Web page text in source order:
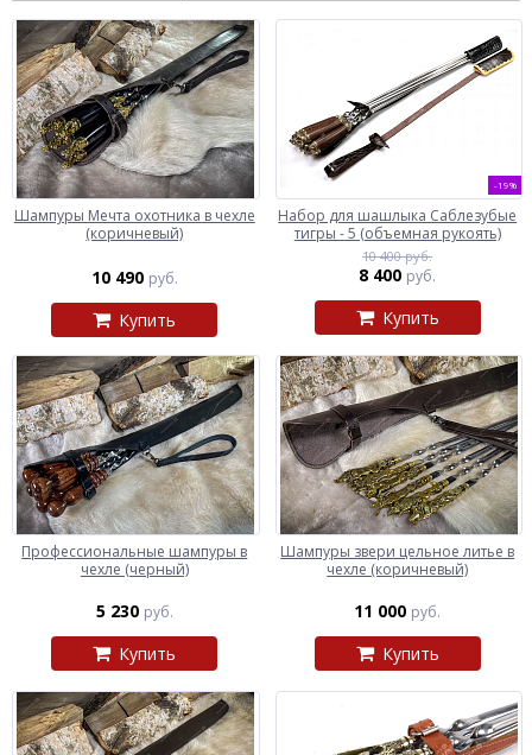
Шампуры Мечта охотника в чехле
(коричневый)
10 490 руб.
Купить
-19%
Набор для шашлыка Саблезубые
тигры - 5 (объемная рукоять)
10 400 руб.
8 400 руб.
Купить
Профессиональные шампуры в
чехле (черный)
5 230 руб.
Купить
Шампуры звери цельное литье в
чехле (коричневый)
11 000 руб.
Купить